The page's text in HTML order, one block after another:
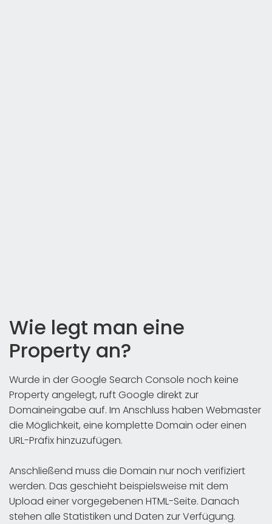
Wie legt man eine
Property an?
Wurde in der Google Search Console noch keine
Property angelegt, ruft Google direkt zur
Domaineingabe auf. Im Anschluss haben Webmaster
die Möglichkeit, eine komplette Domain oder einen
URL-Präfix hinzuzufügen.
Anschließend muss die Domain nur noch verifiziert
werden. Das geschieht beispielsweise mit dem
Upload einer vorgegebenen HTML-Seite. Danach
stehen alle Statistiken und Daten zur Verfügung.